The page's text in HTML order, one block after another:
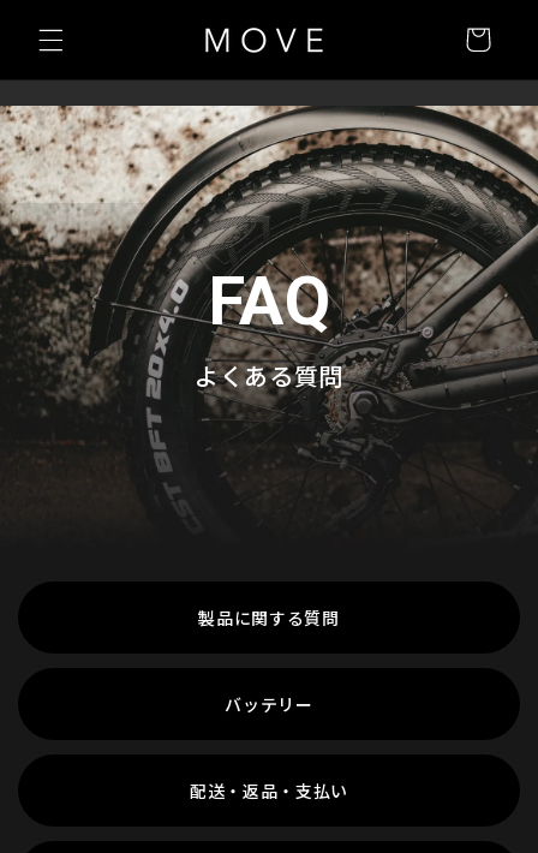
コンテン
ツに進む
ー
FAQ
よくある質問
製品に関する質問
バッテリー
配送・返品・支払い